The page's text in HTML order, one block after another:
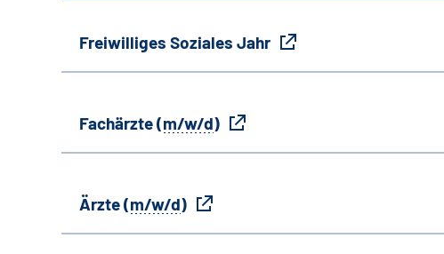
Freiwilliges Soziales Jahr
Fachärzte (m/w/d)
Ärzte (m/w/d)